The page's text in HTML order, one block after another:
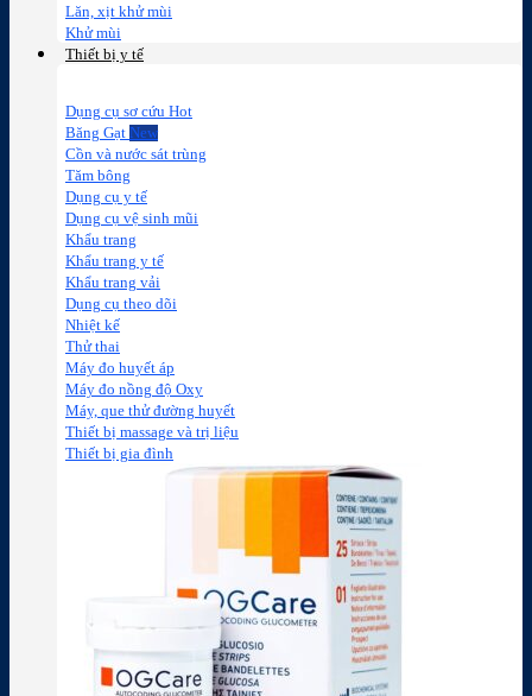
Lăn, xịt khử mùi
Khử mùi
Thiết bị y tế
Dụng cụ sơ cứu
Băng Gạt
Cồn và nước sát trùng
Tăm bông
Dụng cụ y tế
Dụng cụ vệ sinh mũi
Khẩu trang
Khẩu trang y tế
Khẩu trang vải
Dụng cụ theo dõi
Nhiệt kế
Thử thai
Máy đo huyết áp
Máy đo nồng độ Oxy
Máy, que thử đường huyết
Thiết bị massage và trị liệu
Thiết bị gia đình